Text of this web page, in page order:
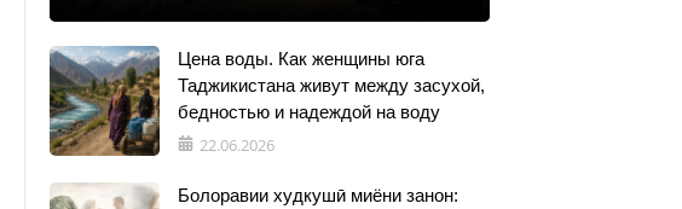
Цена воды. Как женщины юга
Таджикистана живут между засухой,
бедностью и надеждой на воду
22.06.2026
Болоравии худкушӣ миёни занон: